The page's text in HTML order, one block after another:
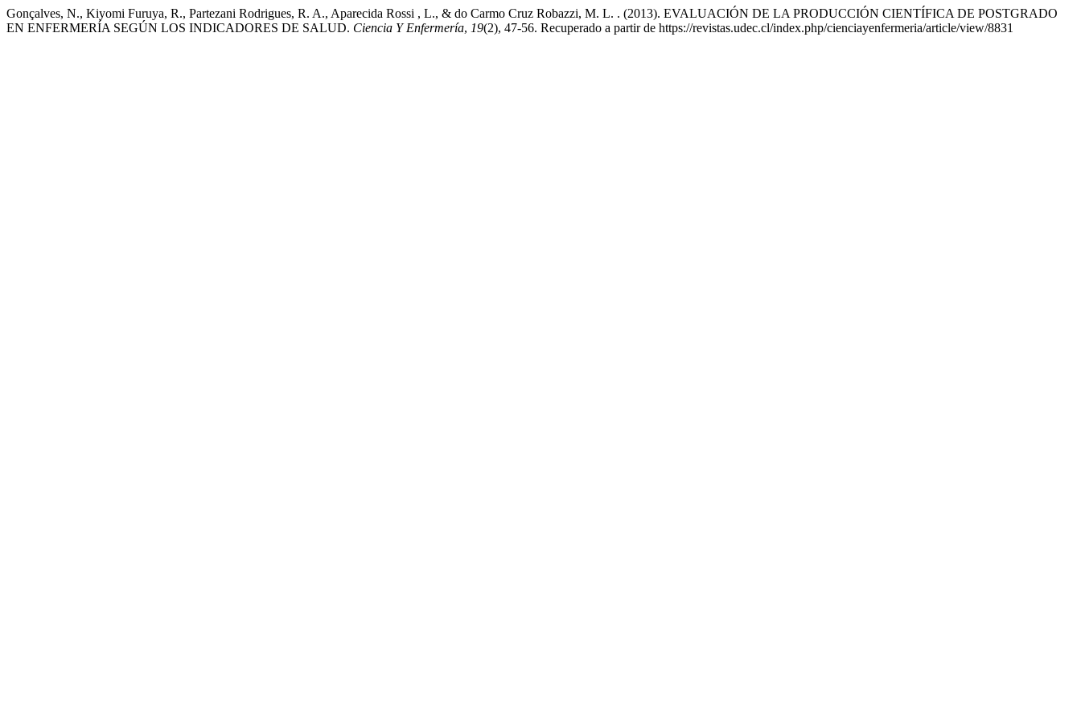
Gonçalves, N., Kiyomi Furuya, R., Partezani Rodrigues, R. A., Aparecida Rossi , L., & do Carmo Cruz Robazzi, M. L. . (2013). EVALUACIÓN DE LA PRODUCCIÓN CIENTÍFICA DE POSTGRADO
EN ENFERMERÍA SEGÚN LOS INDICADORES DE SALUD. Ciencia Y Enfermería, 19(2), 47-56. Recuperado a partir de https://revistas.udec.cl/index.php/cienciayenfermeria/article/view/8831